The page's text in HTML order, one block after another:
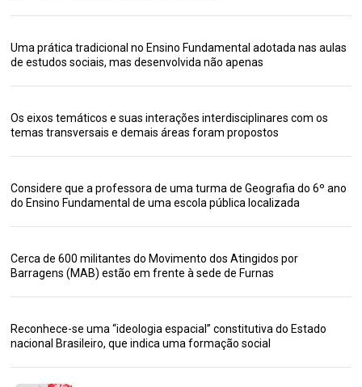
Uma prática tradicional no Ensino Fundamental adotada nas aulas
de estudos sociais, mas desenvolvida não apenas
Os eixos temáticos e suas interações interdisciplinares com os
temas transversais e demais áreas foram propostos
Considere que a professora de uma turma de Geografia do 6º ano
do Ensino Fundamental de uma escola pública localizada
Cerca de 600 militantes do Movimento dos Atingidos por
Barragens (MAB) estão em frente à sede de Furnas
Reconhece-se uma “ideologia espacial” constitutiva do Estado
nacional Brasileiro, que indica uma formação social